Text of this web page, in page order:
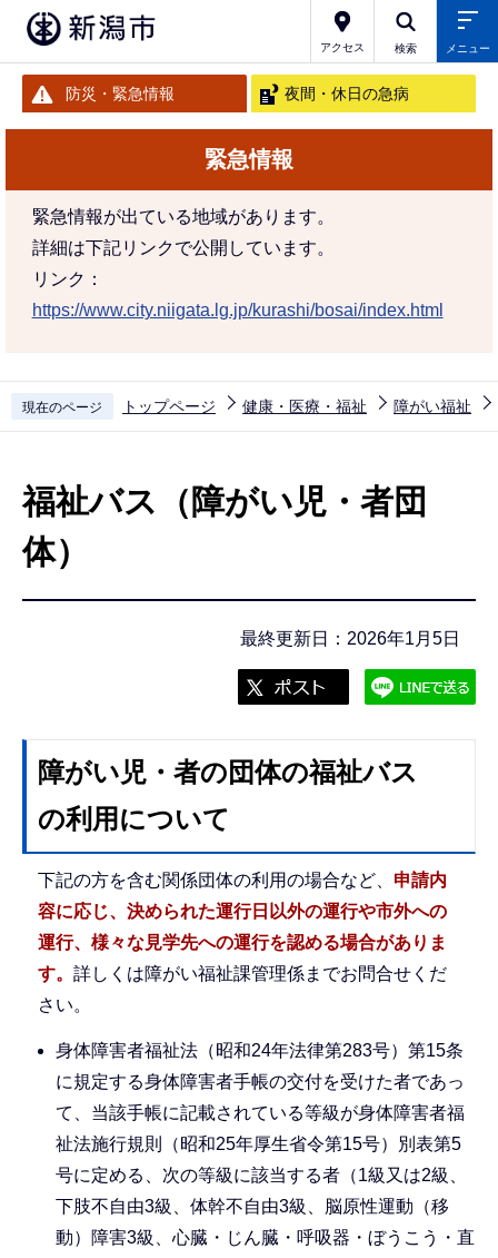
アクセス 検索 メニュー
防災・緊急情報 夜間・休日の急病
緊急情報
緊急情報が出ている地域があります。
詳細は下記リンクで公開しています。
リンク：
https://www.city.niigata.lg.jp/kurashi/bosai/index.html
現在のページ トップページ 健康・医療・福祉 障がい福祉
福祉バス（障がい児・者団
体）
最終更新日：2026年1月5日
障がい児・者の団体の福祉バス
の利用について
下記の方を含む関係団体の利用の場合など、 申請内
容に応じ、決められた運行日以外の運行や市外への
運行、様々な見学先への運行を認める場合がありま
す。 詳しくは障がい福祉課管理係までお問合せくだ
さい。
身体障害者福祉法（昭和24年法律第283号）第15条
に規定する身体障害者手帳の交付を受けた者であっ
て、当該手帳に記載されている等級が身体障害者福
祉法施行規則（昭和25年厚生省令第15号）別表第5
号に定める、次の等級に該当する者（1級又は2級、
下肢不自由3級、体幹不自由3級、脳原性運動（移
動）障害3級、心臓・じん臓・呼吸器・ぼうこう・直